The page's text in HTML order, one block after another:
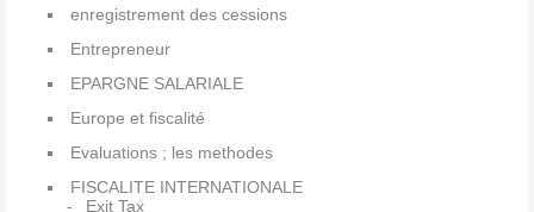
enregistrement des cessions
Entrepreneur
EPARGNE SALARIALE
Europe et fiscalité
Evaluations ; les methodes
FISCALITE INTERNATIONALE
Exit Tax